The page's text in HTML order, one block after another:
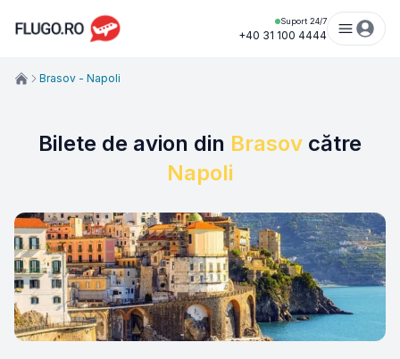
Suport 24/7
+40 31 100 4444
Bilete de avion din Brasov către
Napoli
Brasov - Napoli